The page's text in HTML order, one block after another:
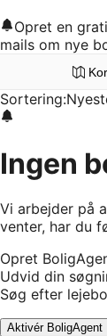
Opret en
mails om nye
Sortering:
Ingen
Vi arbejder på
venter, har du
Opret
Udvid din
Søg efter
Aktivér BoligAgent